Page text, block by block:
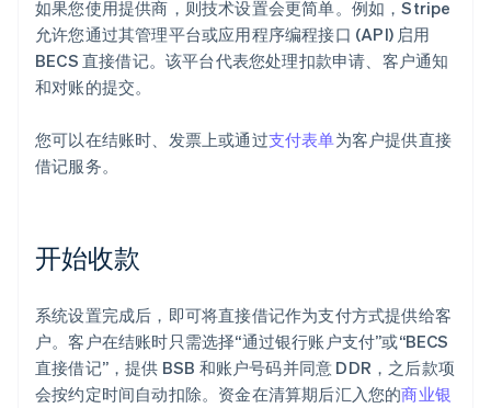
如果您使用提供商，则技术设置会更简单。例如，Stripe
允许您通过其管理平台或应用程序编程接口 (API) 启用
BECS 直接借记。该平台代表您处理扣款申请、客户通知
和对账的提交。
您可以在结账时、发票上或通过支付表单为客户提供直接
借记服务。
开始收款
系统设置完成后，即可将直接借记作为支付方式提供给客
户。客户在结账时只需选择“通过银行账户支付”或“BECS
直接借记”，提供 BSB 和账户号码并同意 DDR，之后款项
会按约定时间自动扣除。资金在清算期后汇入您的商业银